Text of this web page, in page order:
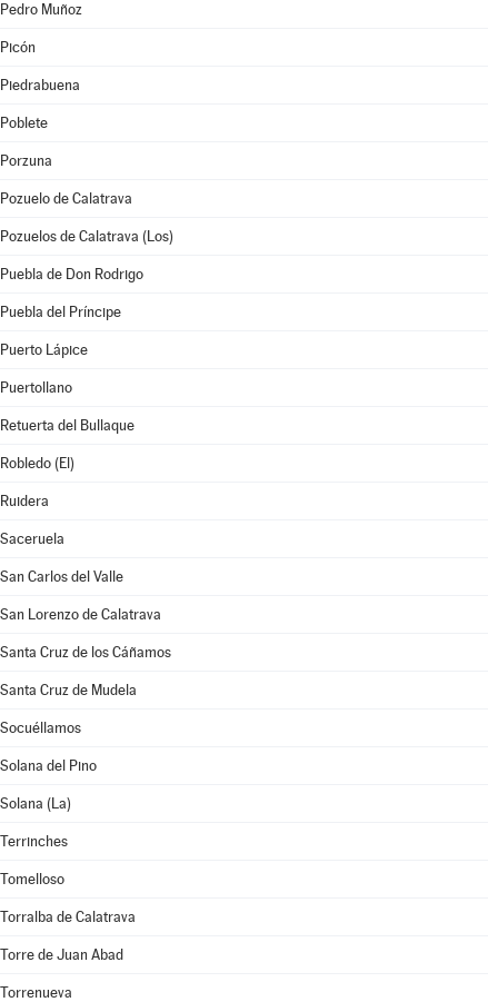
Pedro Muñoz
Picón
Piedrabuena
Poblete
Porzuna
Pozuelo de Calatrava
Pozuelos de Calatrava (Los)
Puebla de Don Rodrigo
Puebla del Príncipe
Puerto Lápice
Puertollano
Retuerta del Bullaque
Robledo (El)
Ruidera
Saceruela
San Carlos del Valle
San Lorenzo de Calatrava
Santa Cruz de los Cáñamos
Santa Cruz de Mudela
Socuéllamos
Solana del Pino
Solana (La)
Terrinches
Tomelloso
Torralba de Calatrava
Torre de Juan Abad
Torrenueva